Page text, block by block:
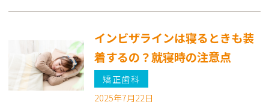
インビザラインは寝るときも装
着するの？就寝時の注意点
矯正歯科
2025年7月22日